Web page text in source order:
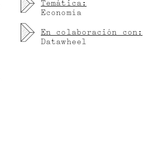
Temática:
Economía
En colaboración con:
Datawheel